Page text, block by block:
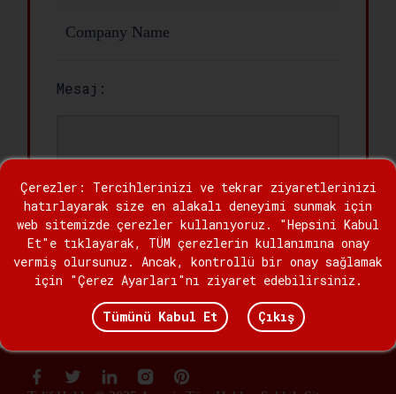
Mesaj:
Göndermek
Çerezler: Tercihlerinizi ve tekrar ziyaretlerinizi
hatırlayarak size en alakalı deneyimi sunmak için
web sitemizde çerezler kullanıyoruz. "Hepsini Kabul
Et"e tıklayarak, TÜM çerezlerin kullanımına onay
vermiş olursunuz. Ancak, kontrollü bir onay sağlamak
için "Çerez Ayarları"nı ziyaret edebilirsiniz.
Tümünü Kabul Et Çıkış